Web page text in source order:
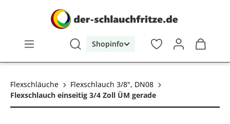
Shopinfo
Flexschläuche
Flexschlauch 3/8", DN08
Flexschlauch einseitig 3/4 Zoll ÜM gerade